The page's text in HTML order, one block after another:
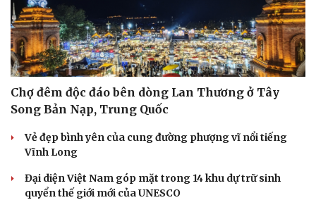
Chợ đêm độc đáo bên dòng Lan Thương ở Tây
Song Bản Nạp, Trung Quốc
Vẻ đẹp bình yên của cung đường phượng vĩ nổi tiếng
Vĩnh Long
Đại diện Việt Nam góp mặt trong 14 khu dự trữ sinh
quyển thế giới mới của UNESCO